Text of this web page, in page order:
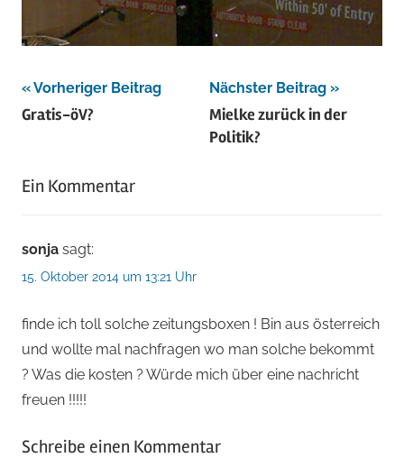
Beitragsnavigation
Vorheriger Beitrag
Gratis-öV?
Nächster Beitrag
Mielke zurück in der
Politik?
Ein Kommentar
sonja sagt:
15. Oktober 2014 um 13:21 Uhr
finde ich toll solche zeitungsboxen ! Bin aus österreich
und wollte mal nachfragen wo man solche bekommt
? Was die kosten ? Würde mich über eine nachricht
freuen !!!!!
Schreibe einen Kommentar